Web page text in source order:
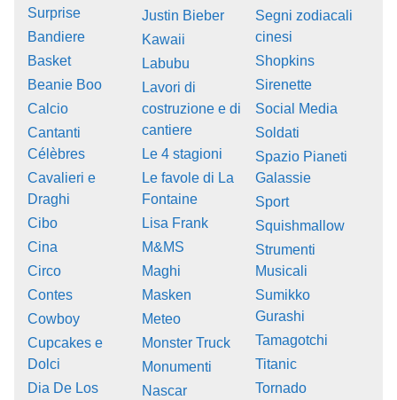
Surprise
Bandiere
Basket
Beanie Boo
Calcio
Cantanti
Célèbres
Cavalieri e
Draghi
Cibo
Cina
Circo
Contes
Cowboy
Cupcakes e
Dolci
Dia De Los
Justin Bieber
Kawaii
Labubu
Lavori di
costruzione e di
cantiere
Le 4 stagioni
Le favole di La
Fontaine
Lisa Frank
M&MS
Maghi
Masken
Meteo
Monster Truck
Monumenti
Nascar
Segni zodiacali
cinesi
Shopkins
Sirenette
Social Media
Soldati
Spazio Pianeti
Galassie
Sport
Squishmallow
Strumenti
Musicali
Sumikko
Gurashi
Tamagotchi
Titanic
Tornado